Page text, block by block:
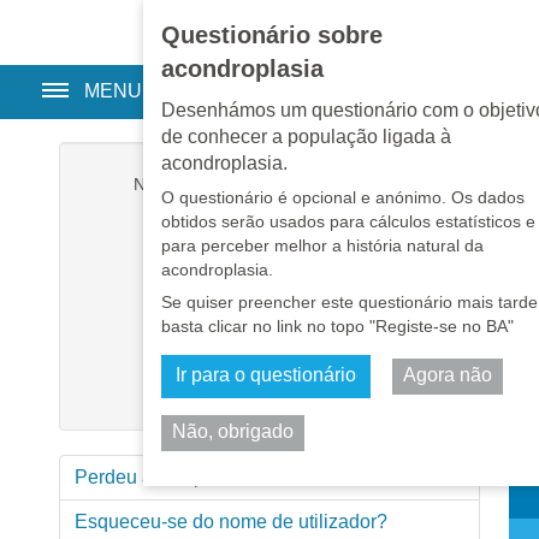
Questionário sobre
acondroplasia
Desenhámos um questionário com o
de conhecer a população ligada à
acondroplasia.
O questionário é opcional e anónimo. Os dados
obtidos serão usados para cálculos estatísticos e
para perceber melhor a história natural da
acondroplasia.
Se quiser preencher este questionário mais
basta clicar no link no topo "Registe-se no BA"
Ir para o questionário Agora não
Não, obrigado
EN
MENU
Nome de utilizador
Senha*
Memorizar-me
Iniciar sessão
Perdeu a sua password?
Esqueceu-se do nome de utilizador?